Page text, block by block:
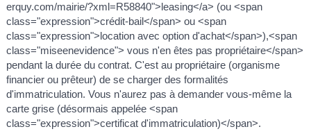
erquy.com/mairie/?xml=R58840">leasing</a> (ou <span
class="expression">crédit-bail</span> ou <span
class="expression">location avec option d'achat</span>),<span
class="miseenevidence"> vous n'en êtes pas propriétaire</span>
pendant la durée du contrat. C'est au propriétaire (organisme
financier ou prêteur) de se charger des formalités
d'immatriculation. Vous n'aurez pas à demander vous-même la
carte grise (désormais appelée <span
class="expression">certificat d'immatriculation)</span>.